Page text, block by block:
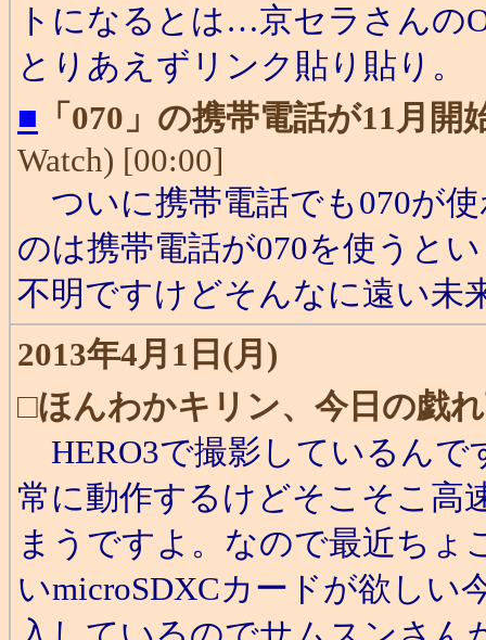
トになるとは…京セラさんの
とりあえずリンク貼り貼り。
■ 「070」の携帯電話が11月
Watch) [00:00]
ついに携帯電話でも070が
のは携帯電話が070を使うと
不明ですけどそんなに遠い未
2013年4月1日(月)
□ほんわかキリン、今日の戯
HERO3で撮影しているんで
常に動作するけどそこそこ高
まうですよ。なので最近ちょ
いmicroSDXCカードが欲しい